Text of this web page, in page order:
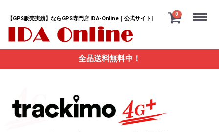
【GPS販売実績】ならGPS専門店 IDA-Online｜公式サイト|
0
全品送料無料中！